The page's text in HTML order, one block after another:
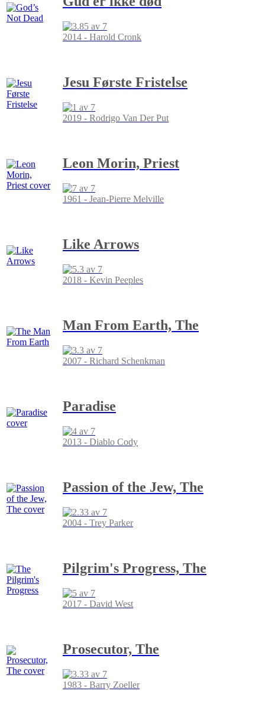
2014 - Harold Cronk
Jesu Første Fristelse
2019 - Rodrigo Van Der Put
Leon Morin, Priest
1961 - Jean-Pierre Melville
Like Arrows
2018 - Kevin Peeples
Man From Earth, The
2007 - Richard Schenkman
Paradise
2013 - Diablo Cody
Passion of the Jew, The
2004 - Trey Parker
Pilgrim's Progress, The
2017 - David West
Prosecutor, The
1983 - Barry Zoeller